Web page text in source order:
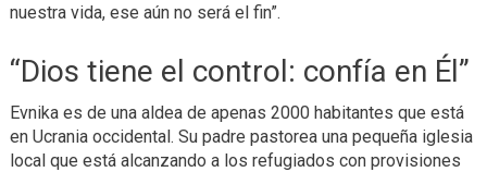
nuestra vida, ese aún no será el fin”.
“Dios tiene el control: confía en Él”
Evnika es de una aldea de apenas 2000 habitantes que está
en Ucrania occidental. Su padre pastorea una pequeña iglesia
local que está alcanzando a los refugiados con provisiones